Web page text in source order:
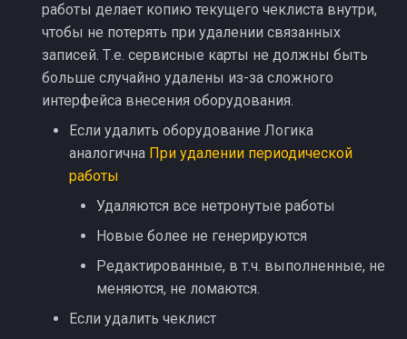
работы делает копию текущего чеклиста внутри,
чтобы не потерять при удалении связанных
записей. Т.е. сервисные карты не должны быть
больше случайно удалены из-за сложного
интерфейса внесения оборудования.
Если удалить оборудование Логика
аналогична При удалении периодической
работы
Удаляются все нетронутые работы
Новые более не генерируются
Редактированные, в т.ч. выполненные, не
меняются, не ломаются.
Если удалить чеклист